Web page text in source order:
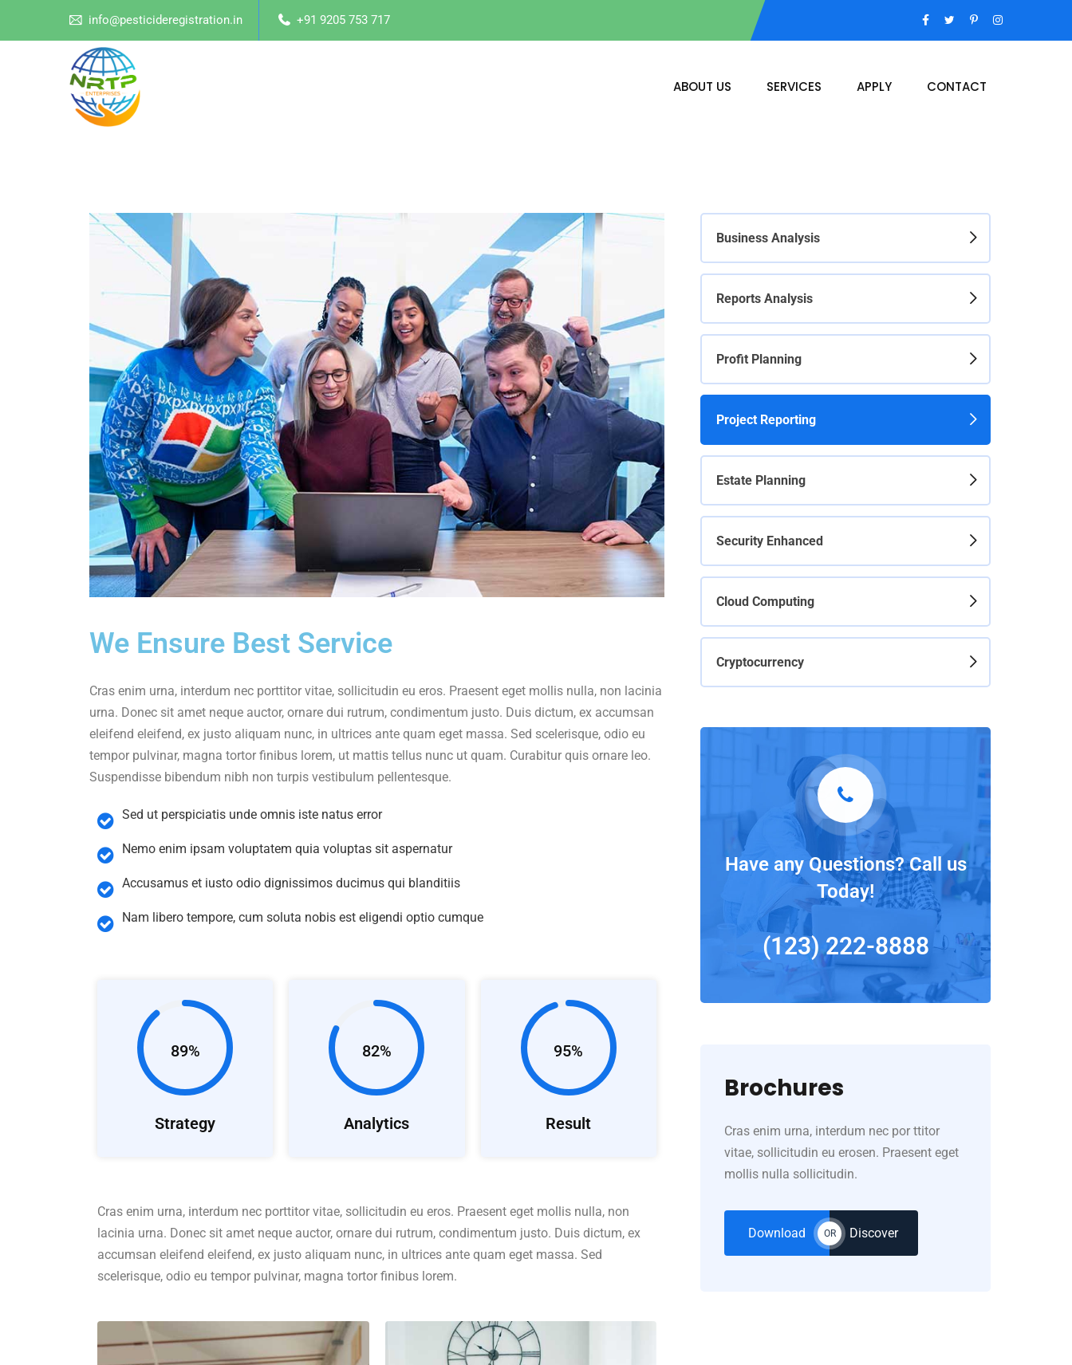
info@pesticideregistration.in +91 9205 753 717
ABOUT US SERVICES APPLY CONTACT
We Ensure Best Service
Cras enim urna, interdum nec porttitor vitae, sollicitudin eu eros. Praesent eget mollis nulla, non lacinia
urna. Donec sit amet neque auctor, ornare dui rutrum, condimentum justo. Duis dictum, ex accumsan
eleifend eleifend, ex justo aliquam nunc, in ultrices ante quam eget massa. Sed scelerisque, odio eu
tempor pulvinar, magna tortor finibus lorem, ut mattis tellus nunc ut quam. Curabitur quis ornare leo.
Suspendisse bibendum nibh non turpis vestibulum pellentesque.
Sed ut perspiciatis unde omnis iste natus error
Nemo enim ipsam voluptatem quia voluptas sit aspernatur
Accusamus et iusto odio dignissimos ducimus qui blanditiis
Nam libero tempore, cum soluta nobis est eligendi optio cumque
89%
Strategy
82%
Analytics
95%
Result
Cras enim urna, interdum nec porttitor vitae, sollicitudin eu eros. Praesent eget mollis nulla, non
lacinia urna. Donec sit amet neque auctor, ornare dui rutrum, condimentum justo. Duis dictum, ex
accumsan eleifend eleifend, ex justo aliquam nunc, in ultrices ante quam eget massa. Sed
scelerisque, odio eu tempor pulvinar, magna tortor finibus lorem.
Business Analysis
Reports Analysis
Profit Planning
Project Reporting
Estate Planning
Security Enhanced
Cloud Computing
Cryptocurrency
Have any Questions? Call us
Today!
(123) 222-8888
Brochures
Cras enim urna, interdum nec por ttitor
vitae, sollicitudin eu erosen. Praesent eget
mollis nulla sollicitudin.
Download OR Discover